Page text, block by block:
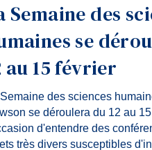
Semaine des
se
au 15 février
Semaine des sciences
se déroulera du 12 au
d'entendre des
très divers susceptibles